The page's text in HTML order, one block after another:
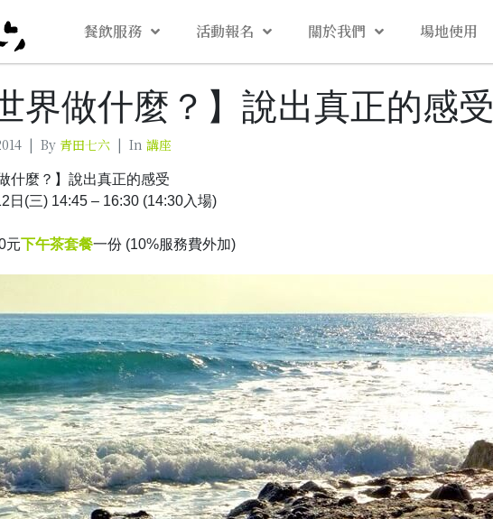
餐飲服務 活動報名 關於我們 場地使用
界做什麼？】說出真正的感受
By 青田七六 In 講座
什麼？】說出真正的感受
日(三) 14:45 – 16:30 (14:30入場)
元下午茶套餐一份 (10%服務費外加)